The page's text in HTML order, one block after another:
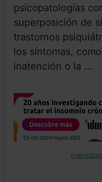
psicopatologías
superposición de
trastornos
los síntomas,
inatención o la ...
PUBLICIDAD